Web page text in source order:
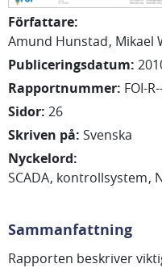
Författare:
Amund Hunstad Mikael
Publiceringsdatum:
Rapportnummer: FOI-
Sidor: 26
Skriven på: Svenska
Nyckelord:
SCADA kontrollsystem
Sammanfattning
Rapporten beskriver